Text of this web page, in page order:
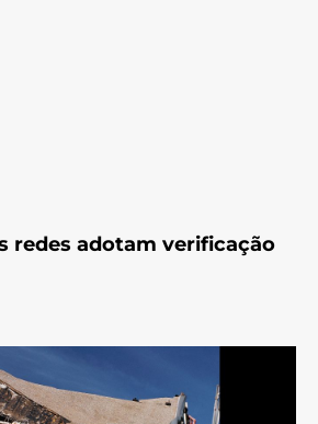
redes adotam verificação